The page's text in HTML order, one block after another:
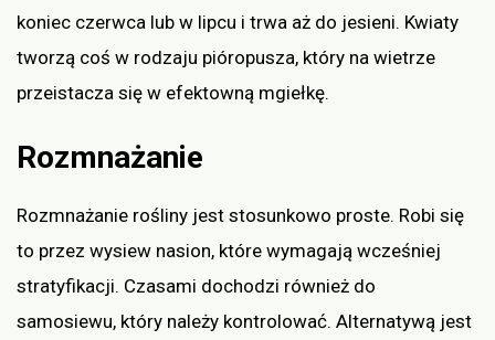
koniec czerwca lub w lipcu i trwa aż do jesieni. Kwiaty
tworzą coś w rodzaju pióropusza, który na wietrze
przeistacza się w efektowną mgiełkę.
Rozmnażanie
Rozmnażanie rośliny jest stosunkowo proste. Robi się
to przez wysiew nasion, które wymagają wcześniej
stratyfikacji. Czasami dochodzi również do
samosiewu, który należy kontrolować. Alternatywą jest